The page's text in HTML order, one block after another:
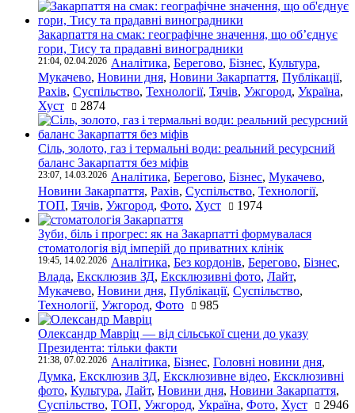
Закарпаття на смак: географічне значення, що об’єднує
гори, Тису та прадавні виноградники
21:04, 02.04.2026 Аналітика, Берегово, Бізнес, Культура,
Мукачево, Новини дня, Новини Закарпаття, Публікації,
Рахів, Суспільство, Технології, Тячів, Ужгород, Україна,
Хуст
2874
Сіль, золото, газ і термальні води: реальний ресурсний
баланс Закарпаття без міфів
23:07, 14.03.2026 Аналітика, Берегово, Бізнес, Мукачево,
Новини Закарпаття, Рахів, Суспільство, Технології,
ТОП, Тячів, Ужгород, Фото, Хуст 1974
Зуби, біль і прогрес: як на Закарпатті формувалася
стоматологія від імперій до приватних клінік
19:45, 14.02.2026 Аналітика, Без кордонів, Берегово, Бізнес,
Влада, Ексклюзив ЗД, Ексклюзивні фото, Лайт,
Мукачево, Новини дня, Публікації, Суспільство,
Технології, Ужгород, Фото 985
Олександр Мавріц — від сільської сцени до указу
Президента: тільки факти
21:38, 07.02.2026 Аналітика, Бізнес, Головні новини дня,
Думка, Ексклюзив ЗД, Ексклюзивне відео, Ексклюзивні
фото, Культура, Лайт, Новини дня, Новини Закарпаття,
Суспільство, ТОП, Ужгород, Україна, Фото, Хуст 2946